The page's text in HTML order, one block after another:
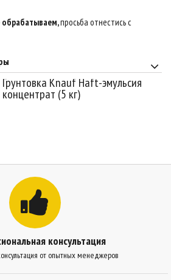
обрабатываем,просьба отнестись с
Грунтовка Knauf Haft-эмульсия
концентрат (5 кг)
консультация
от опытных менеджеров